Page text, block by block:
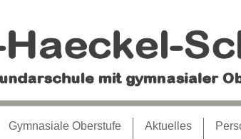
Gymnasiale Oberstufe Aktuelles